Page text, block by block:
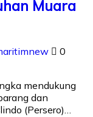
Muara
0
mendukung
dan
(Persero)…